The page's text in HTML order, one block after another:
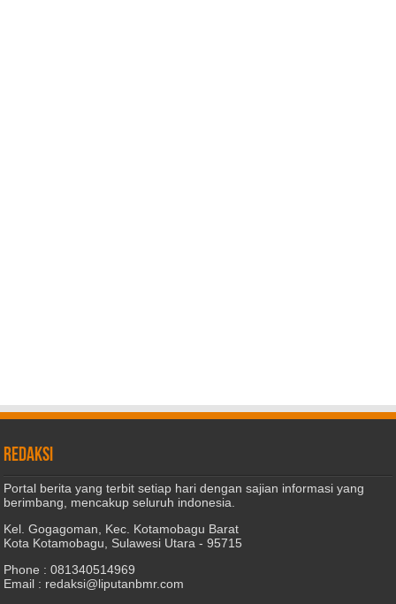
REDAKSI
Portal berita yang terbit setiap hari dengan sajian informasi yang
berimbang, mencakup seluruh indonesia.
Kel. Gogagoman, Kec. Kotamobagu Barat
Kota Kotamobagu, Sulawesi Utara - 95715
Phone : 081340514969
Email : redaksi@liputanbmr.com